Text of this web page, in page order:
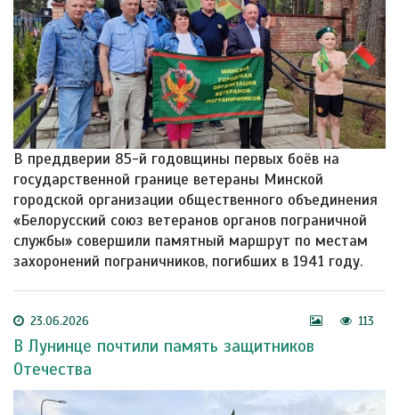
В преддверии 85-й годовщины первых боёв на
государственной границе ветераны Минской
городской организации общественного объединения
«Белорусский союз ветеранов органов пограничной
службы» совершили памятный маршрут по местам
захоронений пограничников, погибших в 1941 году.
23.06.2026 113
В Лунинце почтили память защитников
Отечества